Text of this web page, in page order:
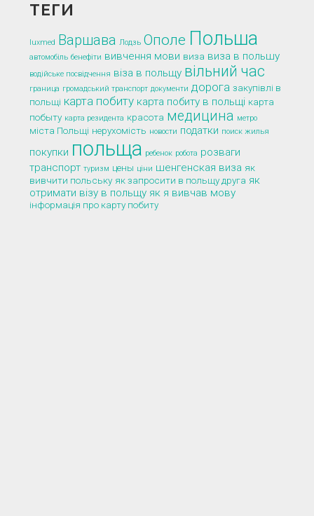
ТЕГИ
luxmed Варшава Лодзь Ополе Польша
автомобіль бенефіти вивчення мови виза виза в польшу
водійське посвідчення віза в польщу вільний час
граница громадський транспорт документи дорога закупівлі в
польщі карта побиту карта побиту в польщі карта
побыту карта резидента красота медицина метро
міста Польщі нерухомість новости податки поиск жилья
покупки польща ребенок робота розваги
транспорт туризм цены ціни шенгенская виза як
вивчити польську як запросити в польщу друга як
отримати візу в польщу як я вивчав мову
інформація про карту побиту